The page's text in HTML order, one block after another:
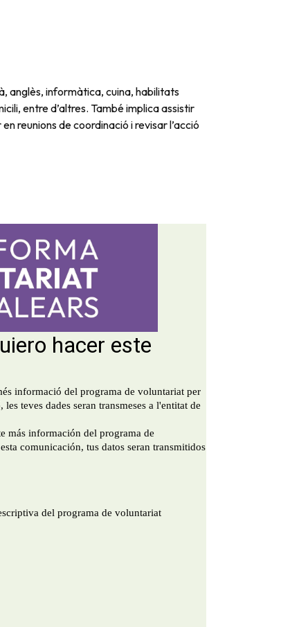
anglès, informàtica, cuina, habilitats
entre d’altres. També implica assistir
reunions de coordinació i revisar l’acció